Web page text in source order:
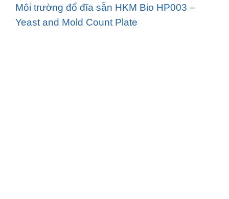
Môi trường đổ đĩa sẵn HKM Bio HP003 –
Yeast and Mold Count Plate